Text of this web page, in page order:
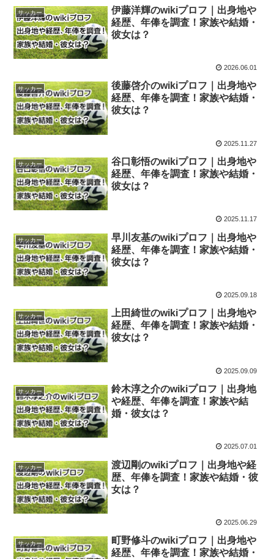
サッカー
伊藤洋輝のwikiプロフ｜出身地や
経歴、年俸を調査！家族や結婚・
彼女は？
2026.06.01
サッカー
後藤啓介のwikiプロフ｜出身地や
経歴、年俸を調査！家族や結婚・
彼女は？
2025.11.27
サッカー
谷口彰悟のwikiプロフ｜出身地や
経歴、年俸を調査！家族や結婚・
彼女は？
2025.11.17
サッカー
早川友基のwikiプロフ｜出身地や
経歴、年俸を調査！家族や結婚・
彼女は？
2025.09.18
サッカー
上田綺世のwikiプロフ｜出身地や
経歴、年俸を調査！家族や結婚・
彼女は？
2025.09.09
サッカー
鈴木淳之介のwikiプロフ｜出身地
や経歴、年俸を調査！家族や結
婚・彼女は？
2025.07.01
サッカー
渡辺剛のwikiプロフ｜出身地や経
歴、年俸を調査！家族や結婚・彼
女は？
2025.06.29
サッカー
町野修斗のwikiプロフ｜出身地や
経歴、年俸を調査！家族や結婚・